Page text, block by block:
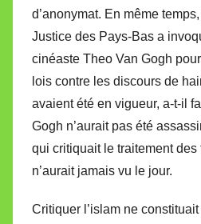
d’anonymat. En même
Justice des Pays-Bas a
cinéaste Theo Van Gogh
lois contre les discours de
avaient été en vigueur, a-t-il
Gogh n’aurait pas été
qui critiquait le traitement des
n’aurait jamais vu le jour.
Critiquer l’islam ne